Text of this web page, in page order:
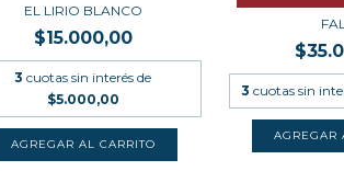
EL LIRIO BLANCO
$15.000,00
3 cuotas sin interés de
$5.000,00
3 cuotas sin